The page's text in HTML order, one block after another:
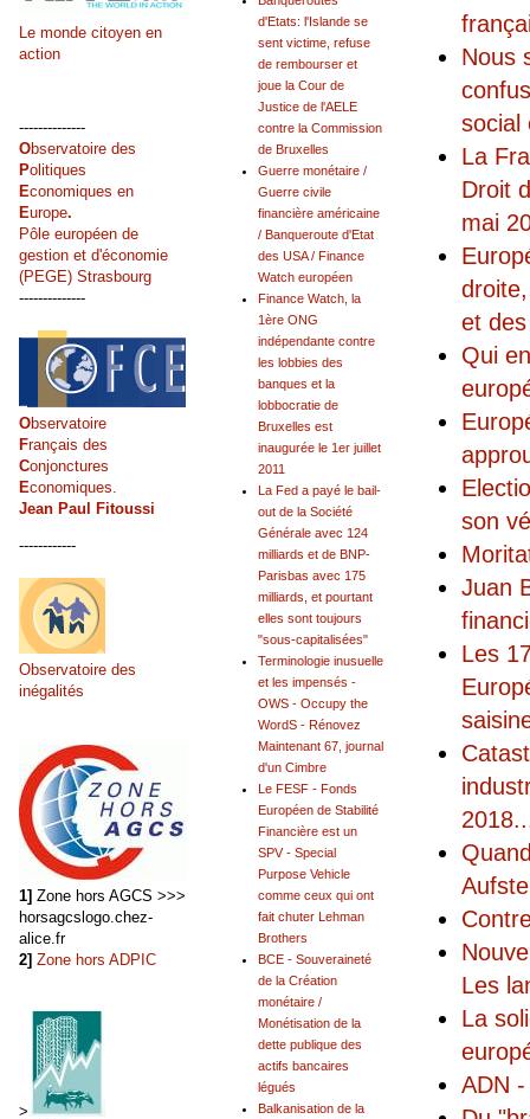
Nous
social
La
Droit
mai
et
Qui
son
Juan
Les
2018
Les
La
ADN
d'Etats: l'Islande se
sent victime, refuse
de rembourser et
joue la Cour de
Justice de l'AELE
contre la Commission
de Bruxelles
Guerre monétaire /
Guerre civile
financière américaine
/ Banqueroute d'Etat
des USA / Finance
Watch européen
Finance Watch, la
1ère ONG
indépendante contre
les lobbies des
banques et la
lobbocratie de
Bruxelles est
inaugurée le 1er juillet
2011
La Fed a payé le bail-
out de la Société
Générale avec 124
milliards et de BNP-
Parisbas avec 175
milliards, et pourtant
elles sont toujours
"sous-capitalisées"
Terminologie inusuelle
et les impensés -
OWS - Occupy the
WordS - Rénovez
Maintenant 67, journal
d'un Cimbre
Le FESF - Fonds
Européen de Stabilité
Financière est un
SPV - Special
Purpose Vehicle
comme ceux qui ont
fait chuter Lehman
Brothers
BCE - Souveraineté
de la Création
monétaire /
Monétisation de la
dette publique des
actifs bancaires
légués
Balkanisation de la
Le monde citoyen en
action
--------------
Observatoire des
Politiques
Economiques en
Europe.
Pôle européen de
gestion et d'économie
(PEGE) Strasbourg
--------------
Observatoire
Français des
Conjonctures
Economiques.
Jean Paul Fitoussi
------------
Observatoire des
inégalités
1] Zone hors AGCS >>>
horsagcslogo.chez-
alice.fr
2] Zone hors ADPIC
>